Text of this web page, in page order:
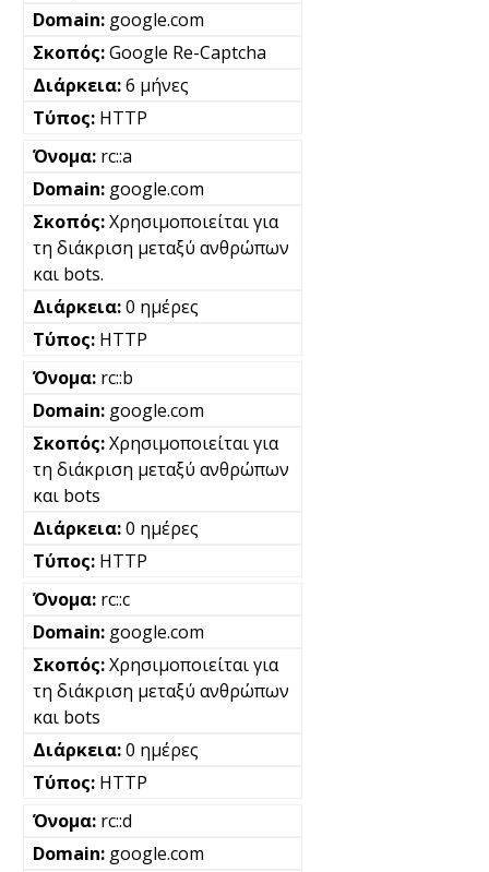
google.com
Google Re-Captcha
6 μήνες
HTTP
rc::a
google.com
Χρησιμοποιείται για
τη διάκριση μεταξύ ανθρώπων
και bots.
0 ημέρες
HTTP
rc::b
google.com
Χρησιμοποιείται για
τη διάκριση μεταξύ ανθρώπων
και bots
0 ημέρες
HTTP
rc::c
google.com
Χρησιμοποιείται για
τη διάκριση μεταξύ ανθρώπων
και bots
0 ημέρες
HTTP
rc::d
google.com